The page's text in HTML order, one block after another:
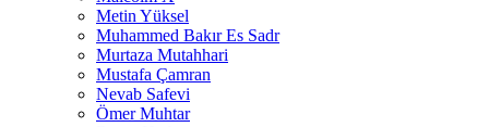
Metin Yüksel
Muhammed Bakır Es Sadr
Murtaza Mutahhari
Mustafa Çamran
Nevab Safevi
Ömer Muhtar